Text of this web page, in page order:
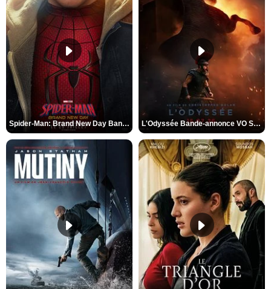
Spider-Man: Brand New Day Bande-annonce VO STFR L'Odyssée Bande-annonce VO STFR